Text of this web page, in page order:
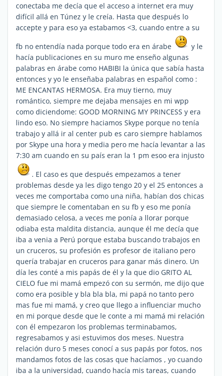
conectaba me decía que el acceso a internet era muy
difícil allá en Túnez y le creía. Hasta que después lo
accepte y para eso ya estabamos <3, cuando entre a su
fb no entendía nada porque todo era en árabe
y le
hacía publicaciones en su muro me enseño algunas
palabras en árabe como HABIBI la única que sabía hasta
entonces y yo le enseñaba palabras en español como :
ME ENCANTAS HERMOSA. Era muy tierno, muy
romántico, siempre me dejaba mensajes en mi wpp
como diciendome: GOOD MORNING MY PRINCESS y era
lindo eso. No siempre haciamos Skype porque no tenía
trabajo y allá ir al center pub es caro siempre hablamos
por Skype una hora y media pero me hacía levantar a las
7:30 am cuando en su país eran la 1 pm esoo era injusto
. El caso es que después empezamos a tener
problemas desde ya les digo tengo 20 y el 25 entonces a
veces me comportaba como una niña, habían dos chicas
que siempre le comentaban en su fb y eso me ponía
demasiado celosa, a veces me ponía a llorar porque
odiaba esta maldita distancia, aunque él me decía que
iba a venia a Perú porque estaba buscando trabajos en
un cruceros, su profesión es profesor de italiano pero
quería trabajar en cruceros para ganar más dinero. Un
día les conté a mis papás de él y la que dio GRITO AL
CIELO fue mi mamá empezó con su sermón, me dijo que
como era posible y bla bla bla, mi papá no tanto pero
mas fue mi mamá, y creo que llego a influenciar mucho
en mi porque desde que le conte a mi mamá mi relación
con él empezaron los problemas terminabamos,
regresabamos y asi estuvimos dos meses. Nuestra
relación duro 5 meses conocí a sus papás por fotos, nos
mandamos fotos de las cosas que hacíamos , yo cuando
iba a la universidad, cuando hacía mis tareas, cuando